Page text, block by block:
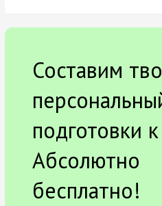
Составим
подготовки
Абсолютно
бесплатно!